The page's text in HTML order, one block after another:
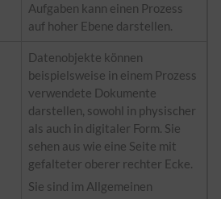
Aufgaben kann einen Prozess
auf hoher Ebene darstellen.
Datenobjekte können
beispielsweise in einem Prozess
verwendete Dokumente
darstellen, sowohl in physischer
als auch in digitaler Form. Sie
sehen aus wie eine Seite mit
gefalteter oberer rechter Ecke.
Sie sind im Allgemeinen